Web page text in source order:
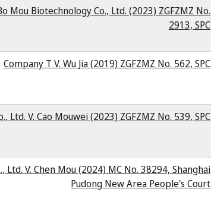
Mou Biotechnology Co., Ltd. (2023) ZGFZMZ No.
2913, SPC
Company T V. Wu Jia (2019) ZGFZMZ No. 562, SPC
Ltd. V. Cao Mouwei (2023) ZGFZMZ No. 539, SPC
Ltd. V. Chen Mou (2024) MC No. 38294, Shanghai
Pudong New Area People's Court